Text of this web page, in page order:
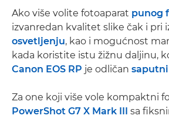
Ako više volite fotoaparat punog
izvanredan kvalitet slike čak i pri
osvetljenju, kao i mogućnost
kada koristite istu žižnu daljinu,
Canon EOS RP je odličan
Za one koji više vole kompaktni
PowerShot G7 X Mark III sa